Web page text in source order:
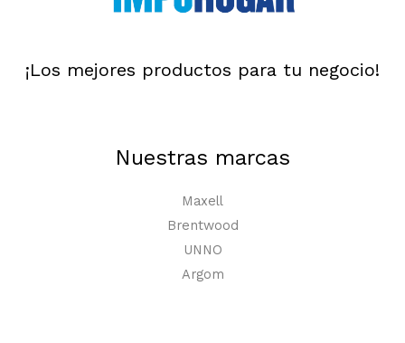
¡Los mejores productos para tu negocio!
Nuestras marcas
Maxell
Brentwood
UNNO
Argom